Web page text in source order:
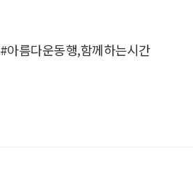
#아름다운동행,함께하는시간